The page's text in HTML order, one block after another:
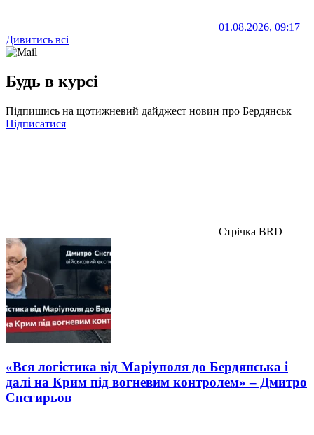
01.08.2026, 09:17
Дивитись всі
Будь в курсі
Підпишись на щотижневий дайджест новин про Бердянськ
Підписатися
Стрічка BRD
«Вся логістика від Маріуполя до Бердянська і
далі на Крим під вогневим контролем» – Дмитро
Снєгирьов